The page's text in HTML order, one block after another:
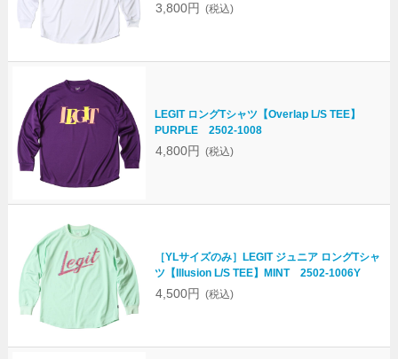
3,800円 (税込)
LEGIT ロングTシャツ【Overlap L/S TEE】
PURPLE 2502-1008
4,800円 (税込)
［YLサイズのみ］LEGIT ジュニア ロングTシャ
ツ【Illusion L/S TEE】MINT 2502-1006Y
4,500円 (税込)